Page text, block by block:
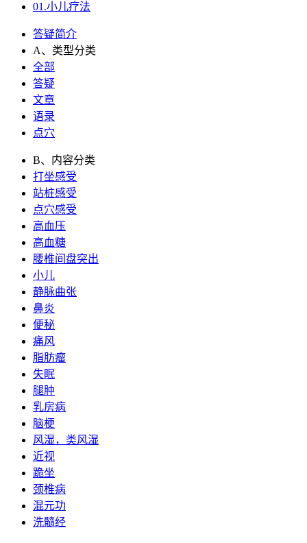
01.小儿疗法
答疑简介
A、类型分类
全部
答疑
文章
语录
点穴
B、内容分类
打坐感受
站桩感受
点穴感受
高血压
高血糖
腰椎间盘突出
小儿
静脉曲张
鼻炎
便秘
痛风
脂肪瘤
失眠
腿肿
乳房病
脑梗
风湿，类风湿
近视
跪坐
颈椎病
混元功
洗髓经